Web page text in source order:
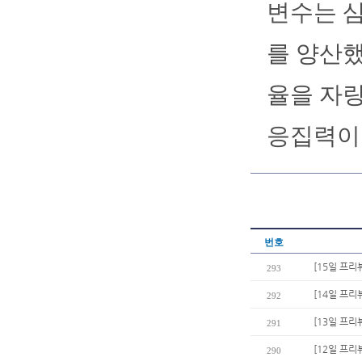
변수는
를 양산
율을 자
응집력
번호
293 [15일 프리
292 [14일 프리
291 [13일 프리
290 [12일 프리